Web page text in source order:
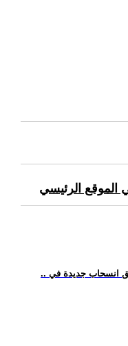
الموقع الرئيسي
انسحاب جديدة في